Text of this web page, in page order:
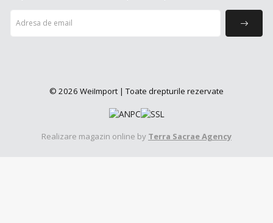
© 2026 WeiImport | Toate drepturile rezervate
Realizare magazin online by Terra Sacrae Agency